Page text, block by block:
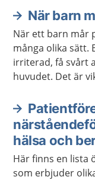
När barn
När ett barn mår
många olika sätt.
irriterad, få svårt
huvudet. Det är
och hjälp från
hälsa och
Här finns en lista
som erbjuder olika form